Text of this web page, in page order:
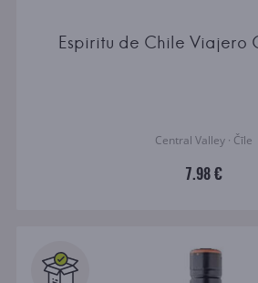
Espiritu de Chile Viajero
Central Valley · Čīle
7.98 €